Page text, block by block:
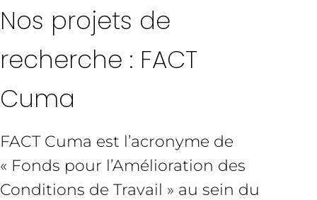
Nos projets de
recherche : FACT
Cuma
FACT Cuma est l’acronyme de
« Fonds pour l’Amélioration des
Conditions de Travail » au sein du